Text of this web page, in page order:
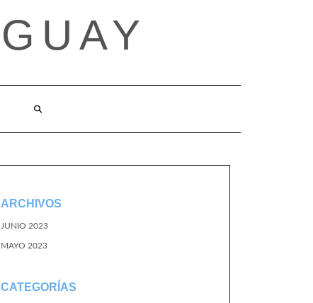
ARCHIVOS
JUNIO 2023
MAYO 2023
CATEGORÍAS